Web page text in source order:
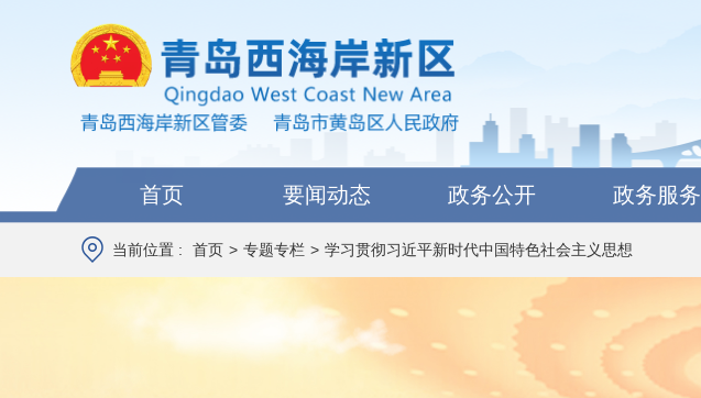
首页 要闻动态 政务公开 政务服务
当前位置 : 首页 > 专题专栏 > 学习贯彻习近平新时代中国特色社会主义思想